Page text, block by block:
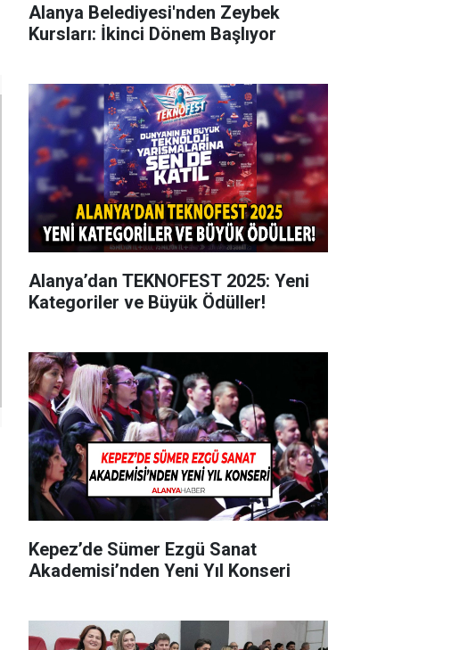
Alanya Belediyesi'nden Zeybek
Kursları: İkinci Dönem Başlıyor
Alanya’dan TEKNOFEST 2025: Yeni
Kategoriler ve Büyük Ödüller!
Kepez’de Sümer Ezgü Sanat
Akademisi’nden Yeni Yıl Konseri